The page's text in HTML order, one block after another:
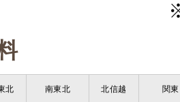
送料
北 南東北 北信越 関東